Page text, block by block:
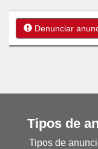
Denunciar
Tipos de
Tipos de